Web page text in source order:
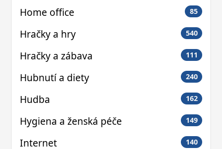
Home office 85
Hračky a hry 540
Hračky a zábava 111
Hubnutí a diety 240
Hudba 162
Hygiena a ženská péče 149
Internet 140